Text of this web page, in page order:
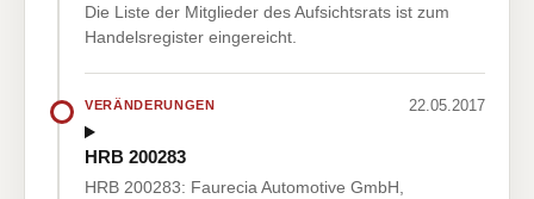
Die Liste der Mitglieder des Aufsichtsrats ist zum
Handelsregister eingereicht.
VERÄNDERUNGEN 22.05.2017
HRB 200283
HRB 200283: Faurecia Automotive GmbH,